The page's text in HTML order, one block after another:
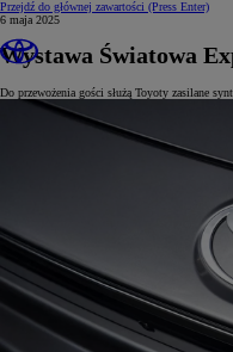
Przejdź do głównej zawartości (Press Enter)
6 maja 2025
Wystawa Światowa
Do przewożenia gości służą Toyoty zasilane